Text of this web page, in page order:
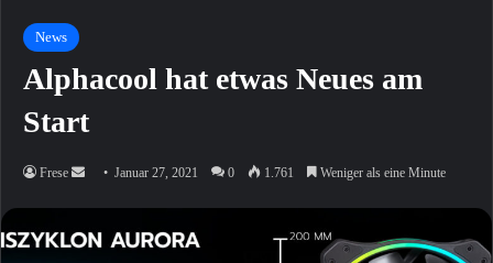
News
Alphacool hat etwas Neues am
Start
Frese
Sende
E-
Januar 27, 2021 0 1.761 Weniger als eine Minute